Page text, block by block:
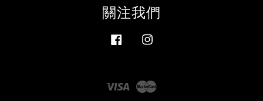
關注我們
Facebook
Visa